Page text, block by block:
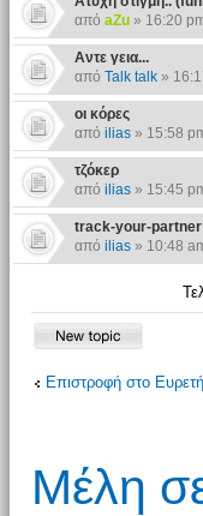
από aZu» 16:20
Αντε γεια...
από Talk talk»
οι κόρες
από ilias» 15:58
τζόκερ
από ilias» 15:45
track-your-partner
από ilias» 10:48
Επιστροφή στο
Μέλη